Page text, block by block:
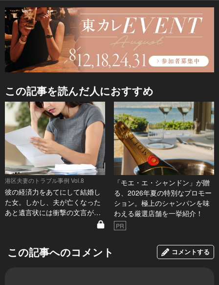
この記事を読んだ人におすすめ
港区夫妻のトラブル事例 Vol.8
彼の経済力をあてにして結婚し
た女。しかし、夫が亡くなった
あと遺言状には衝撃の文言が…
「モエ・エ・シャンドン」が贈
る、2026年夏の特別なプロモー
ション。極上のシャンパンを味
わえる厳選店舗を一挙紹介！
PR
この記事へのコメント コメントする